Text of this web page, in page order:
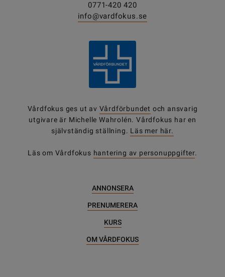
0771-420 420
info@vardfokus.se
Vårdfokus ges ut av Vårdförbundet och ansvarig
utgivare är Michelle Wahrolén. Vårdfokus har en
självständig ställning. Läs mer här.
Läs om Vårdfokus hantering av personuppgifter.
ANNONSERA
PRENUMERERA
KURS
OM VÅRDFOKUS